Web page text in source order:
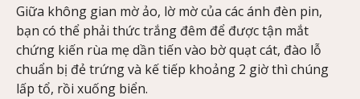
Giữa không gian mờ ảo, lờ mờ của các ánh đèn pin,
bạn có thể phải thức trắng đêm để được tận mắt
chứng kiến rùa mẹ dần tiến vào bờ quạt cát, đào lỗ
chuẩn bị đẻ trứng và kế tiếp khoảng 2 giờ thì chúng
lấp tổ, rồi xuống biển.